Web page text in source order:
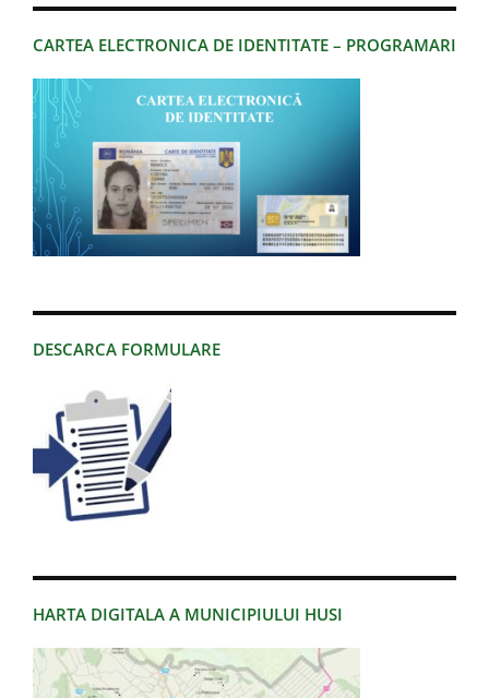
CARTEA ELECTRONICA DE IDENTITATE – PROGRAMARI
DESCARCA FORMULARE
HARTA DIGITALA A MUNICIPIULUI HUSI